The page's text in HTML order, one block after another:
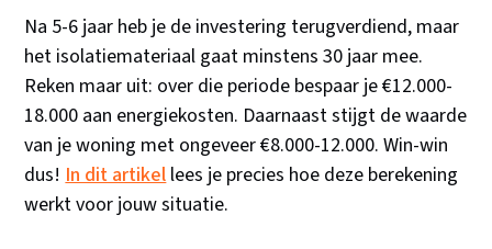
Na 5-6 jaar heb je de investering terugverdiend, maar
het isolatiemateriaal gaat minstens 30 jaar mee.
Reken maar uit: over die periode bespaar je €12.000-
18.000 aan energiekosten. Daarnaast stijgt de waarde
van je woning met ongeveer €8.000-12.000. Win-win
dus!In dit artikellees je precies hoe deze berekening
werkt voor jouw situatie.